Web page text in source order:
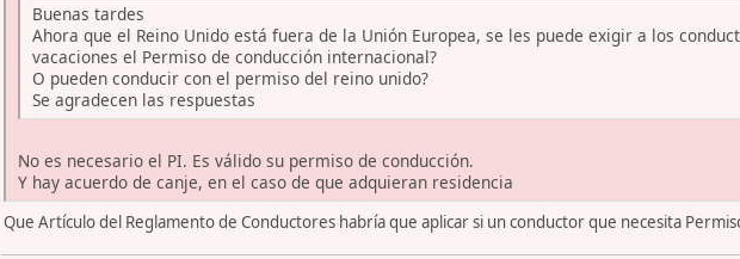
Buenas tardes
Ahora que el Reino Unido está fuera de la Unión Europea, se les puede exigir a los
vacaciones el Permiso de conducción internacional?
O pueden conducir con el permiso del reino unido?
Se agradecen las respuestas
No es necesario el PI. Es válido su permiso de conducción.
Y hay acuerdo de canje, en el caso de que adquieran residencia
Que Artículo del Reglamento de Conductores habría que aplicar si un conductor que necesita